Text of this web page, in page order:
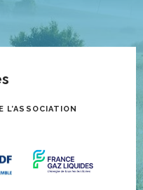
L’ASSOCIATION